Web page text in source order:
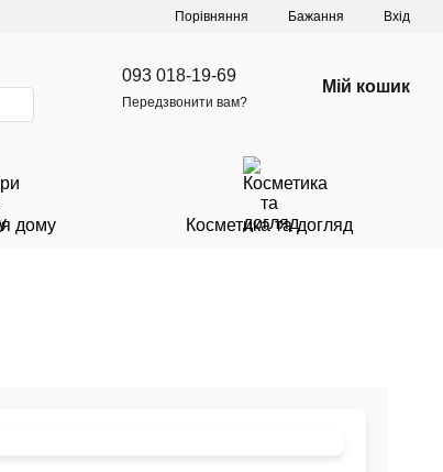
Порівняння Бажання Вхід
093 018-19-69
Передзвонити вам?
Мій кошик
дому Косметика та догляд